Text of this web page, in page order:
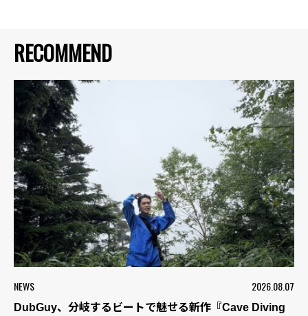
RECOMMEND
NEWS 2026.08.07
DubGuy、分岐するビートで魅せる新作『Cave Diving